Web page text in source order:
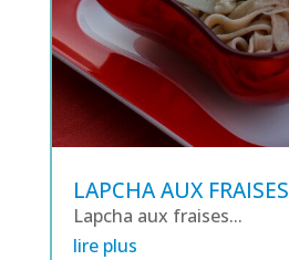
LAPCHA AUX FRAISES
Lapcha aux fraises...
lire plus